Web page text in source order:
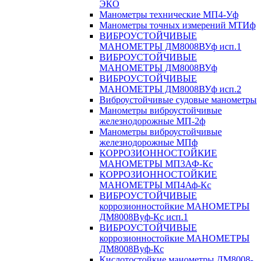
ЭКО
Манометры технические МП4-Уф
Манометры точных измерений МТИф
ВИБРОУСТОЙЧИВЫЕ
МАНОМЕТРЫ ДМ8008ВУф исп.1
ВИБРОУСТОЙЧИВЫЕ
МАНОМЕТРЫ ДМ8008ВУф
ВИБРОУСТОЙЧИВЫЕ
МАНОМЕТРЫ ДМ8008ВУф исп.2
Виброустойчивые судовые манометры
Манометры виброустойчивые
железнодорожные МП-2ф
Манометры виброустойчивые
железнодорожные МПф
КОРРОЗИОННОСТОЙКИЕ
МАНОМЕТРЫ МП3АФ-Кс
КОРРОЗИОННОСТОЙКИЕ
МАНОМЕТРЫ МП4Аф-Кс
ВИБРОУСТОЙЧИВЫЕ
коррозионностойкие МАНОМЕТРЫ
ДМ8008Вуф-Кс исп.1
ВИБРОУСТОЙЧИВЫЕ
коррозионностойкие МАНОМЕТРЫ
ДМ8008Вуф-Кс